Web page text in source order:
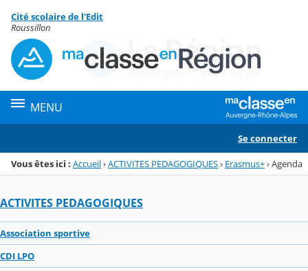
Menu de la rubrique
Contenu
Cité scolaire de l'Edit
Roussillon
MENU
Se connecter
Vous êtes ici : Accueil›ACTIVITES PEDAGOGIQUES› Erasmus+›Agenda
ACTIVITES PEDAGOGIQUES
Association sportive
CDI LPO